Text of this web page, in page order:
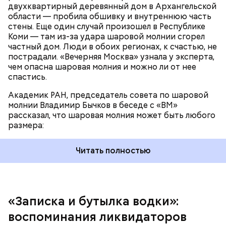
двухквартирный деревянный дом в Архангельской
области — пробила обшивку и внутреннюю часть
стены. Еще один случай произошел в Республике
Коми — там из-за удара шаровой молнии сгорел
частный дом. Люди в обоих регионах, к счастью, не
пострадали. «Вечерняя Москва» узнала у эксперта,
чем опасна шаровая молния и можно ли от нее
спастись.
Академик РАН, председатель совета по шаровой
молнии Владимир Бычков в беседе с «ВМ»
рассказал, что шаровая молния может быть любого
размера:
Читать полностью
«Записка и бутылка водки»:
воспоминания ликвидаторов
транспорт. Привезли в полк. Построились. Сказали,
что произошло. Создали мобильный отряд. Через
несколько часов мы направились в сторону
По его словам, солдаты не знали о масштабах
трагедии. Подобных аварий раньше не случалось.
Поэтому он не испытывал страха.
За свою земную жизнь он совершил множество
добрых дел во славу Божию.